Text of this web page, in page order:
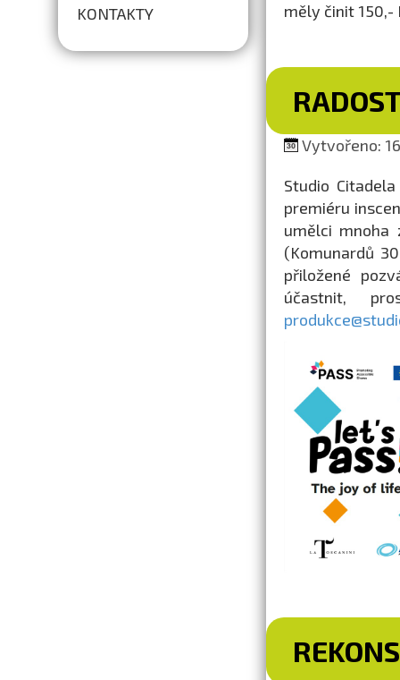
KONTAKTY
měly činit 150,-
Vytvořeno:
Studio
premiéru
umělci mnoha
(Komunardů
přiložené
účastnit,